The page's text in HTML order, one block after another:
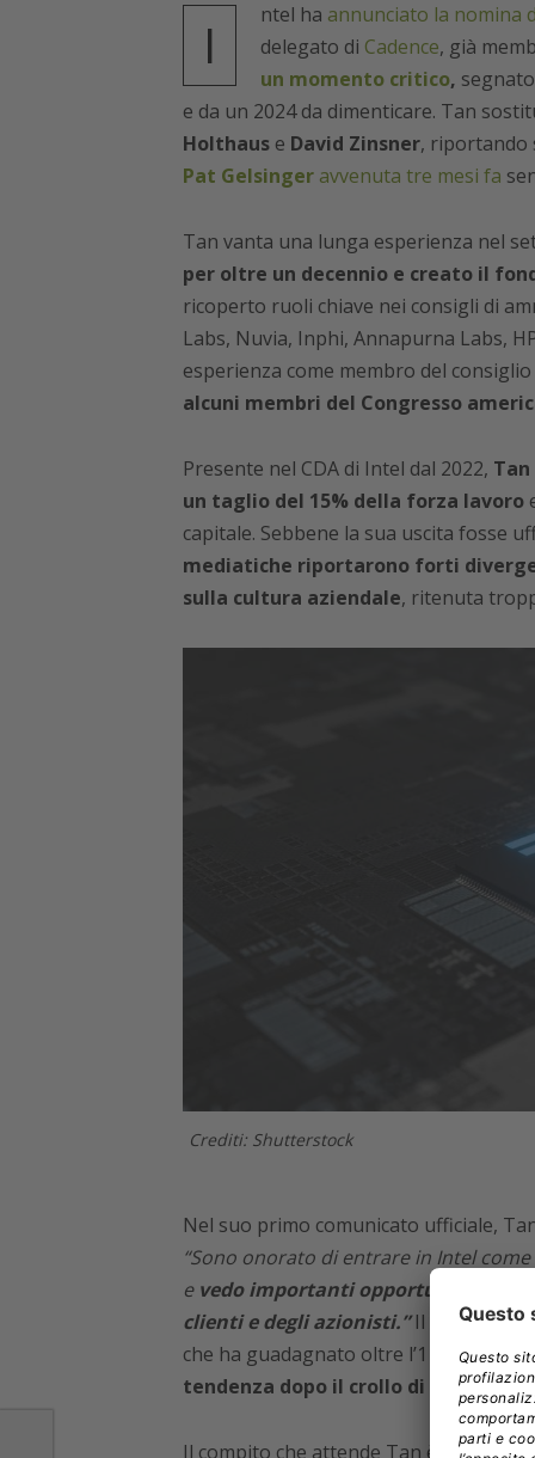
I ntel ha annunciato la nomina
delegato di Cadence, già
un momento critico,
e da un 2024 da dimenticare. Tan
Holthause David Zinsner, riportando
Pat Gelsingeravvenuta tre mesi fa
Tan vanta una lunga esperienza nel
per oltre un decennio e creato il
ricoperto ruoli chiave nei consigli di
Labs, Nuvia, Inphi, Annapurna Labs,
esperienza come membro del consiglio
alcuni membri del Congresso
Presente nel CDA di Intel dal 2022, Tan
un taglio del 15% della forza lavoro
capitale. Sebbene la sua uscita fosse
mediatiche riportarono forti
sulla cultura aziendale, ritenuta
Crediti: Shutterstock
Nel suo primo comunicato ufficiale,
“Sono onorato di entrare in Intel
e vedo importanti opportunità per
clienti e degli azionisti.”Il mercato ha
che ha guadagnato oltre l’11% nel
tendenza dopo il crollo di oltre il
Il compito che attende Tan è però